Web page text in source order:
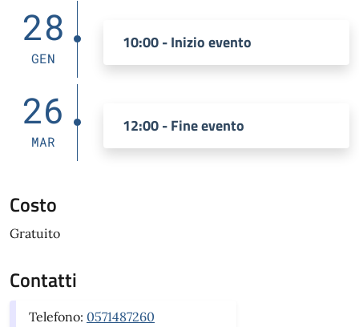
28
GEN
10:00 - Inizio evento
26
MAR
12:00 - Fine evento
Costo
Gratuito
Contatti
Telefono: 0571487260